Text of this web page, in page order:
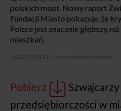
polskich miast. Nowy raport
Fundacji Miasto pokazuje, że
Polsce jest znacznie głębszy,
mieszkań.
16.07.2026 11:11 informacje prasowe
Pobierz
Szwajcarzy
przedsiębiorczości w